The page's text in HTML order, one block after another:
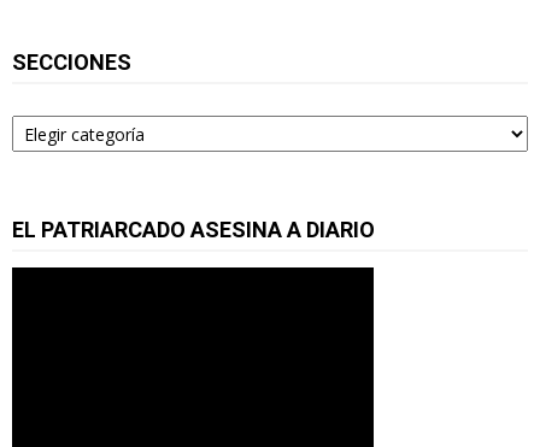
SECCIONES
Secciones
EL PATRIARCADO ASESINA A DIARIO